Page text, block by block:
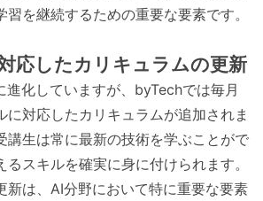
を継続するための重要な要素です。
応したカリキュラムの更新
進化していますが、byTechでは毎月
に対応したカリキュラムが追加されま
講生は常に最新の技術を学ぶことがで
るスキルを確実に身に付けられます。
新は、AI分野において特に重要な要素